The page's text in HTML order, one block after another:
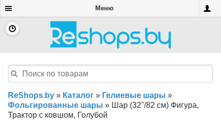
Меню
ReShops.by » Каталог » Гелиевые шары »
Фольгированные шары » Шар (32''/82 см) Фигура,
Трактор с ковшом, Голубой